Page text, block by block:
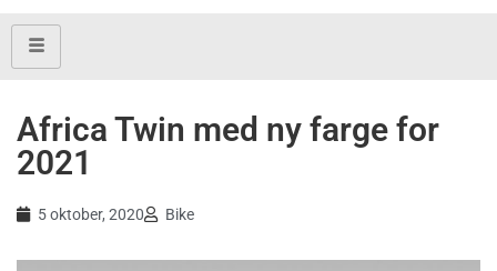
Africa Twin med ny farge for
2021
5 oktober, 2020 Bike